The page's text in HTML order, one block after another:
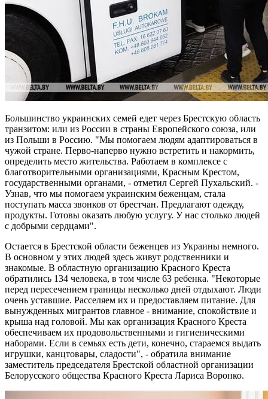
Большинство украинских семей едет через Брестскую область
транзитом: или из России в страны Европейского союза, или
из Польши в Россию. "Мы помогаем людям адаптироваться в
чужой стране. Перво-наперво нужно встретить и накормить,
определить место жительства. Работаем в комплексе с
благотворительными организациями, Красным Крестом,
государственными органами, - отметил Сергей Пухальский. -
Узнав, что мы помогаем украинским беженцам, стала
поступать масса звонков от брестчан. Предлагают одежду,
продукты. Готовы оказать любую услугу. У нас столько людей
с добрыми сердцами".
Остается в Брестской области беженцев из Украины немного.
В основном у этих людей здесь живут родственники и
знакомые. В областную организацию Красного Креста
обратились 134 человека, в том числе 63 ребенка. "Некоторые
перед пересечением границы несколько дней отдыхают. Люди
очень уставшие. Расселяем их и предоставляем питание. Для
вынужденных мигрантов главное - внимание, спокойствие и
крыша над головой. Мы как организация Красного Креста
обеспечиваем их продовольственными и гигиеническими
наборами. Если в семьях есть дети, конечно, стараемся выдать
игрушки, канцтовары, сладости", - обратила внимание
заместитель председателя Брестской областной организации
Белорусского общества Красного Креста Лариса Воронко.